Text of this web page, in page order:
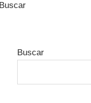
Buscar
Buscar